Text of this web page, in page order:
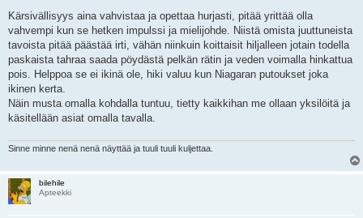
Kärsivällisyys aina vahvistaa ja opettaa hurjasti, pitää yrittää olla
vahvempi kun se hetken impulssi ja mielijohde. Niistä omista juuttuneista
tavoista pitää päästää irti, vähän niinkuin koittaisit hiljalleen jotain todella
paskaista tahraa saada pöydästä pelkän rätin ja veden voimalla hinkattua
pois. Helppoa se ei ikinä ole, hiki valuu kun Niagaran putoukset joka
ikinen kerta.
Näin musta omalla kohdalla tuntuu, tietty kaikkihan me ollaan yksilöitä ja
käsitellään asiat omalla tavalla.
Sinne minne nenä nenä näyttää ja tuuli tuuli kuljettaa.
bilehile
Apteekki